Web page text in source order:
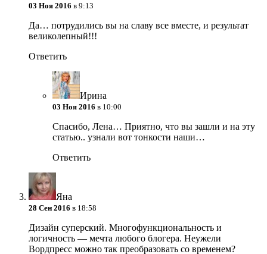
03 Ноя 2016 в 9:13
Да… потрудились вы на славу все вместе, и результат
великолепный!!!
Ответить
Ирина
03 Ноя 2016 в 10:00
Спасибо, Лена… Приятно, что вы зашли и на эту
статью.. узнали вот тонкости наши…
Ответить
Яна
28 Сен 2016 в 18:58
Дизайн суперский. Многофункциональность и
логичность — мечта любого блогера. Неужели
Вордпресс можно так преобразовать со временем?